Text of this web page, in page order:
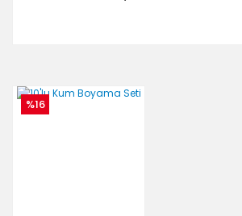
%16